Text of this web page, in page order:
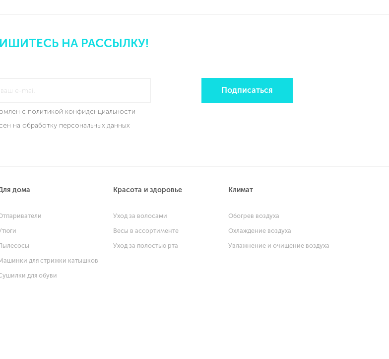
НА РАССЫЛКУ!
с политикой конфиденциальности
на обработку персональных данных
Подписаться
дома
для стрижки катышков
для обуви
Красота и здоровье
Уход за волосами
Весы в ассортименте
Уход за полостью рта
Климат
Обогрев воздуха
Охлаждение воздуха
Увлажнение и очищение воздуха